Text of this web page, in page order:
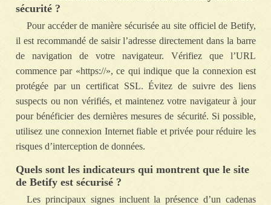
sécurité ?
Pour accéder de manière sécurisée au site officiel de Betify,
il est recommandé de saisir l’adresse directement dans la barre
de navigation de votre navigateur. Vérifiez que l’URL
commence par «https://», ce qui indique que la connexion est
protégée par un certificat SSL. Évitez de suivre des liens
suspects ou non vérifiés, et maintenez votre navigateur à jour
pour bénéficier des dernières mesures de sécurité. Si possible,
utilisez une connexion Internet fiable et privée pour réduire les
risques d’interception de données.
Quels sont les indicateurs qui montrent que le site
de Betify est sécurisé ?
Les principaux signes incluent la présence d’un cadenas